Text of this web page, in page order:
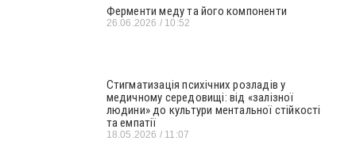
Ферменти меду та його компоненти
26.06.2026 10:52
Стигматизація психічних розладів у
медичному середовищі: від «залізної
людини» до культури ментальної стійкості
та емпатії
18.05.2026 11:07